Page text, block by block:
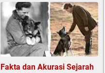
Fakta dan Akurasi Sejarah